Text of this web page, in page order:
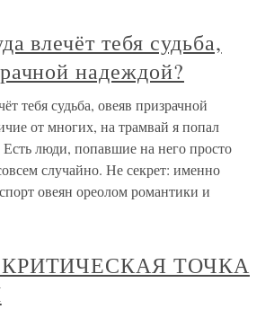
влечёт тебя судьба,
надеждой?
тебя судьба, овеяв призрачной
от многих, на трамвай я попал
Есть люди, попавшие на него просто
случайно. Не секрет: именно
овеян ореолом романтики и
КРИТИЧЕСКАЯ ТОЧКА